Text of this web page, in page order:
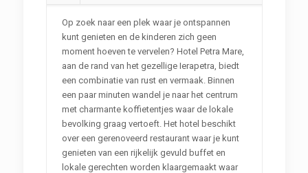
Op zoek naar een plek waar je ontspannen
kunt genieten en de kinderen zich geen
moment hoeven te vervelen? Hotel Petra Mare,
aan de rand van het gezellige Ierapetra, biedt
een combinatie van rust en vermaak. Binnen
een paar minuten wandel je naar het centrum
met charmante koffietentjes waar de lokale
bevolking graag vertoeft. Het hotel beschikt
over een gerenoveerd restaurant waar je kunt
genieten van een rijkelijk gevuld buffet en
lokale gerechten worden klaargemaakt waar